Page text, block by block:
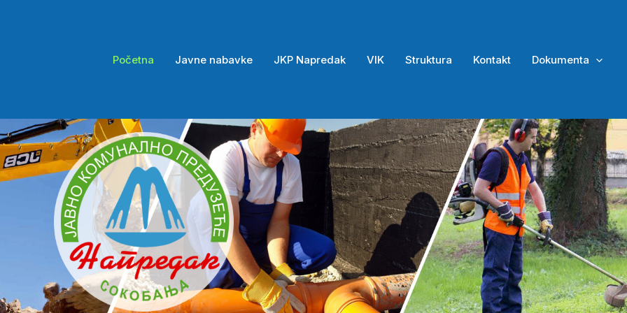
Početna Javne nabavke JKP Napredak VIK Struktura Kontakt Dokumenta